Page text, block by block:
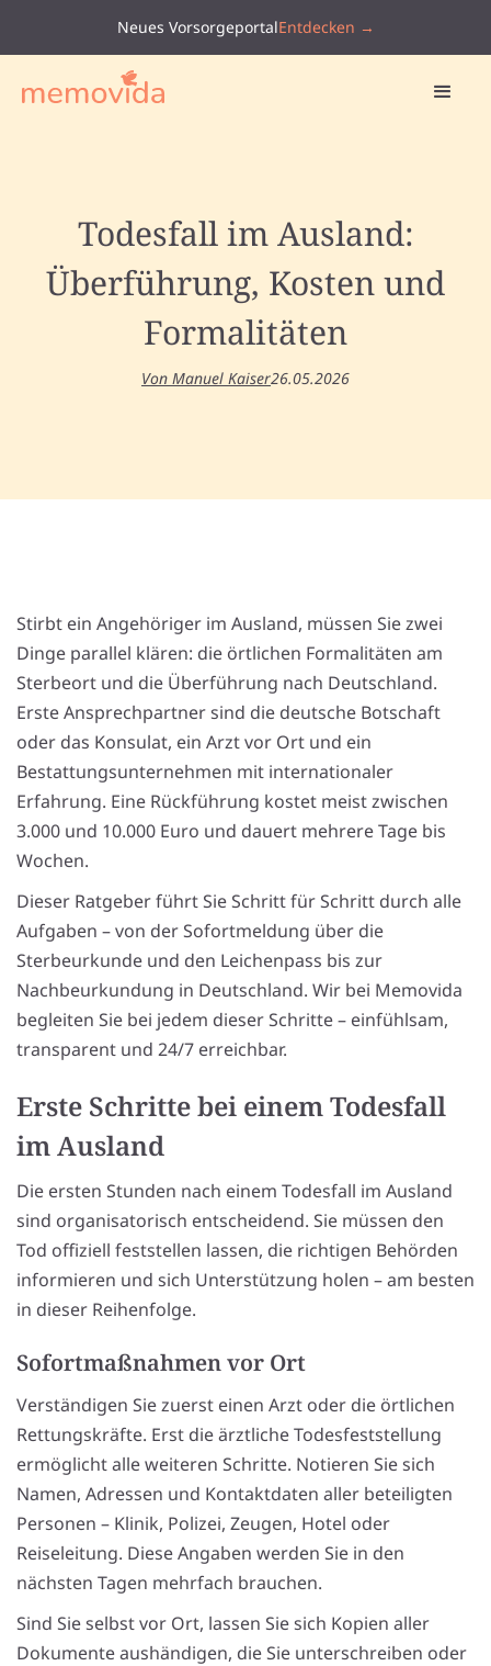
Neues VorsorgeportalEntdecken →
Todesfall im Ausland:
Überführung, Kosten und
Formalitäten
Von Manuel Kaiser26.05.2026
Stirbt ein Angehöriger im Ausland, müssen Sie zwei
Dinge parallel klären: die örtlichen Formalitäten am
Sterbeort und die Überführung nach Deutschland.
Erste Ansprechpartner sind die deutsche Botschaft
oder das Konsulat, ein Arzt vor Ort und ein
Bestattungsunternehmen mit internationaler
Erfahrung. Eine Rückführung kostet meist zwischen
3.000 und 10.000 Euro und dauert mehrere Tage bis
Wochen.
Dieser Ratgeber führt Sie Schritt für Schritt durch alle
Aufgaben – von der Sofortmeldung über die
Sterbeurkunde und den Leichenpass bis zur
Nachbeurkundung in Deutschland. Wir bei Memovida
begleiten Sie bei jedem dieser Schritte – einfühlsam,
transparent und 24/7 erreichbar.
Erste Schritte bei einem Todesfall
im Ausland
Die ersten Stunden nach einem Todesfall im Ausland
sind organisatorisch entscheidend. Sie müssen den
Tod offiziell feststellen lassen, die richtigen Behörden
informieren und sich Unterstützung holen – am besten
in dieser Reihenfolge.
Sofortmaßnahmen vor Ort
Verständigen Sie zuerst einen Arzt oder die örtlichen
Rettungskräfte. Erst die ärztliche Todesfeststellung
ermöglicht alle weiteren Schritte. Notieren Sie sich
Namen, Adressen und Kontaktdaten aller beteiligten
Personen – Klinik, Polizei, Zeugen, Hotel oder
Reiseleitung. Diese Angaben werden Sie in den
nächsten Tagen mehrfach brauchen.
Sind Sie selbst vor Ort, lassen Sie sich Kopien aller
Dokumente aushändigen, die Sie unterschreiben oder